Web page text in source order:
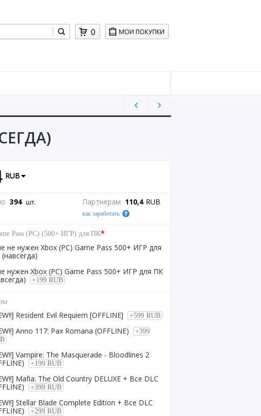
МОИ ПОКУПКИ
0
RUB
394 шт. Партнерам 110,4 RUB
как заработать
Pass (PC) (500+ ИГР) для ПК*
не нужен Xbox (PC) Game Pass 500+ ИГР для
нужен Xbox (PC) Game Pass 500+ ИГР для ПК
+199 RUB
Resident Evil Requiem [OFFLINE] +599 RUB
Anno 117: Pax Romana (OFFLINE)
+399
Vampire: The Masquerade - Bloodlines 2
+199 RUB
Mafia: The Old Country DELUXE + Все DLC
+399 RUB
Stellar Blade Complete Edition + Все DLC
+299 RUB